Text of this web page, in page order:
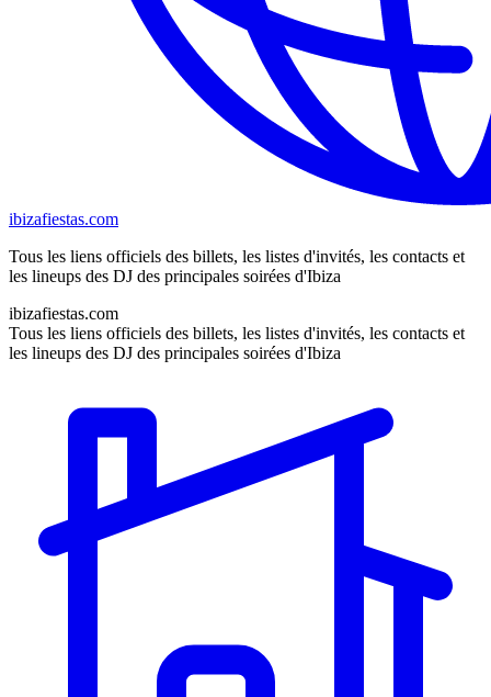
ibizafiestas.com
Tous les liens officiels des billets, les listes d'invités, les contacts et
les lineups des DJ des principales soirées d'Ibiza
ibizafiestas.com
Tous les liens officiels des billets, les listes d'invités, les contacts et
les lineups des DJ des principales soirées d'Ibiza